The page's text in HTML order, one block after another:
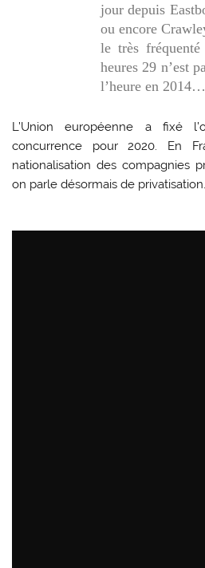
jour depuis
ou encore
le très
heures 29 n’est
l’heure en
L’Union européenne a fixé
concurrence pour 2020. En
nationalisation des compagnies
on parle désormais de